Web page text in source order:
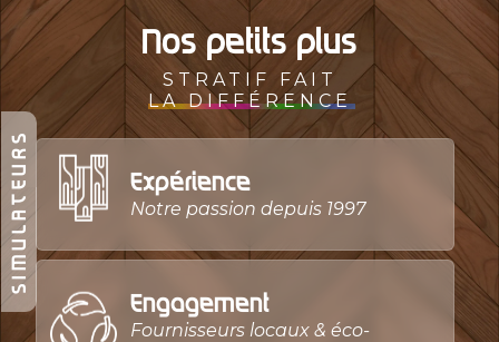
SIMULATEURS
Nos petits plus
STRATIF FAIT
LA DIFFÉRENCE
Expérience
Notre passion depuis 1997
Engagement
Fournisseurs locaux & éco-